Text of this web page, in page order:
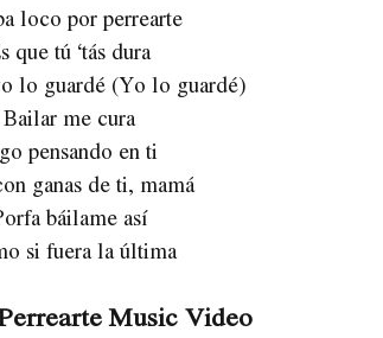
loco por perrearte
que tú ‘tás dura
lo guardé (Yo lo guardé)
Bailar me cura
pensando en ti
ganas de ti, mamá
báilame así
si fuera la última
Music Video